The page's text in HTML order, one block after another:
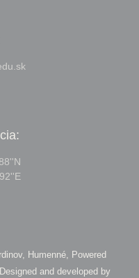
Humenné, Powered
and developed by